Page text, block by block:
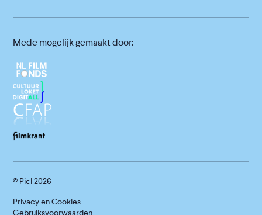
Mede mogelijk gemaakt door:
© Picl2026
Privacy en Cookies
Gebruiksvoorwaarden